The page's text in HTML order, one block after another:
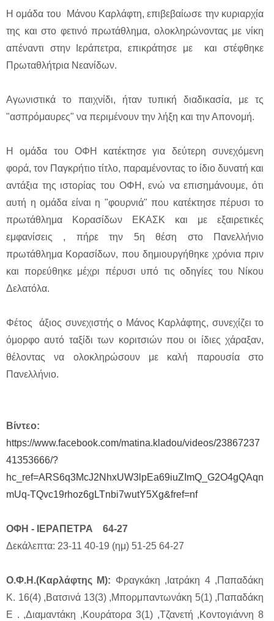
Η ομάδα του Μάνου Καρλάφτη, επιβεβαίωσε την κυριαρχία
της και στο φετινό πρωτάθλημα, ολοκληρώνοντας με νίκη
απέναντι στην Ιεράπετρα, επικράτησε με και στέφθηκε
Πρωταθλήτρια Νεανίδων.
Αγωνιστικά το παιχνίδι, ήταν τυπική διαδικασία, με τς
"ασπρόμαυρες" να περιμένουν την λήξη και την Απονομή.
Η ομάδα του ΟΦΗ κατέκτησε για δεύτερη συνεχόμενη
φορά, τον Παγκρήτιο τίτλο, παραμένοντας το ίδιο δυνατή και
αντάξια της ιστορίας του ΟΦΗ, ενώ να επισημάνουμε, ότι
αυτή η ομάδα είναι η "φουρνιά" που κατέκτησε πέρυσι το
πρωτάθλημα Κορασίδων ΕΚΑΣΚ και με εξαιρετικές
εμφανίσεις , πήρε την 5η θέση στο Πανελλήνιο
πρωτάθλημα Κορασίδων, που δημιουργήθηκε χρόνια πριν
και πορεύθηκε μέχρι πέρυσι υπό τις οδηγίες του Νίκου
Δελατόλα.
Φέτος άξιος συνεχιστής ο Μάνος Καρλάφτης, συνεχίζει το
όμορφο αυτό ταξίδι των κοριτσιών που οι ίδιες χάραξαν,
θέλοντας να ολοκληρώσουν με καλή παρουσία στο
Πανελλήνιο.
Βίντεο:
https://www.facebook.com/matina.kladou/videos/23867237
41353666/?
hc_ref=ARS6q3McJ2NhxUW3lpEa69iuZImQ_G2O4gQAqn
mUq-TQvc19rhoz6gLTnbi7wutY5Xg&fref=nf
ΟΦΗ - ΙΕΡΑΠΕΤΡΑ 64-27
Δεκάλεπτα: 23-11 40-19 (ημ) 51-25 64-27
Ο.Φ.Η.(Καρλάφτης Μ): Φραγκάκη ,Ιατράκη 4 ,Παπαδάκη
Κ. 16(4) ,Βατσινά 13(3) ,Μπορμπαντωνάκη 5(1) ,Παπαδάκη
Ε . ,Διαμαντάκη ,Κουράτορα 3(1) ,Τζανετή ,Κοντογιάννη 8